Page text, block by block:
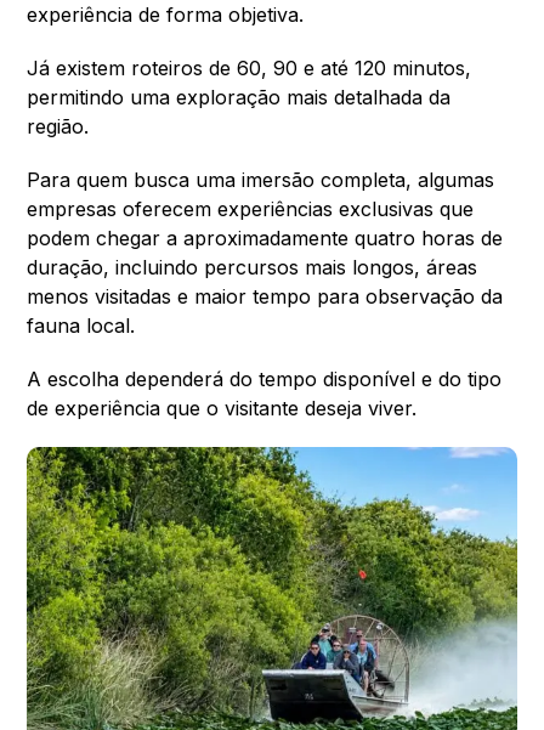
experiência de forma objetiva.
Já existem roteiros de 60, 90 e até 120 minutos,
permitindo uma exploração mais detalhada da
região.
Para quem busca uma imersão completa, algumas
empresas oferecem experiências exclusivas que
podem chegar a aproximadamente quatro horas de
duração, incluindo percursos mais longos, áreas
menos visitadas e maior tempo para observação da
fauna local.
A escolha dependerá do tempo disponível e do tipo
de experiência que o visitante deseja viver.